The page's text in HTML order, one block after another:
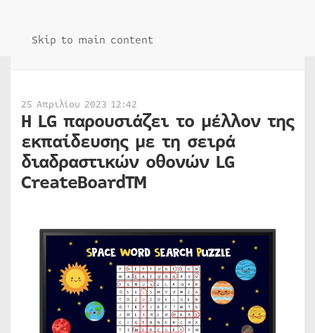
Skip to main content
25 Απριλίου 2023 12:42
Η LG παρουσιάζει το μέλλον της
εκπαίδευσης με τη σειρά
διαδραστικών οθονών LG
CreateBoardTM